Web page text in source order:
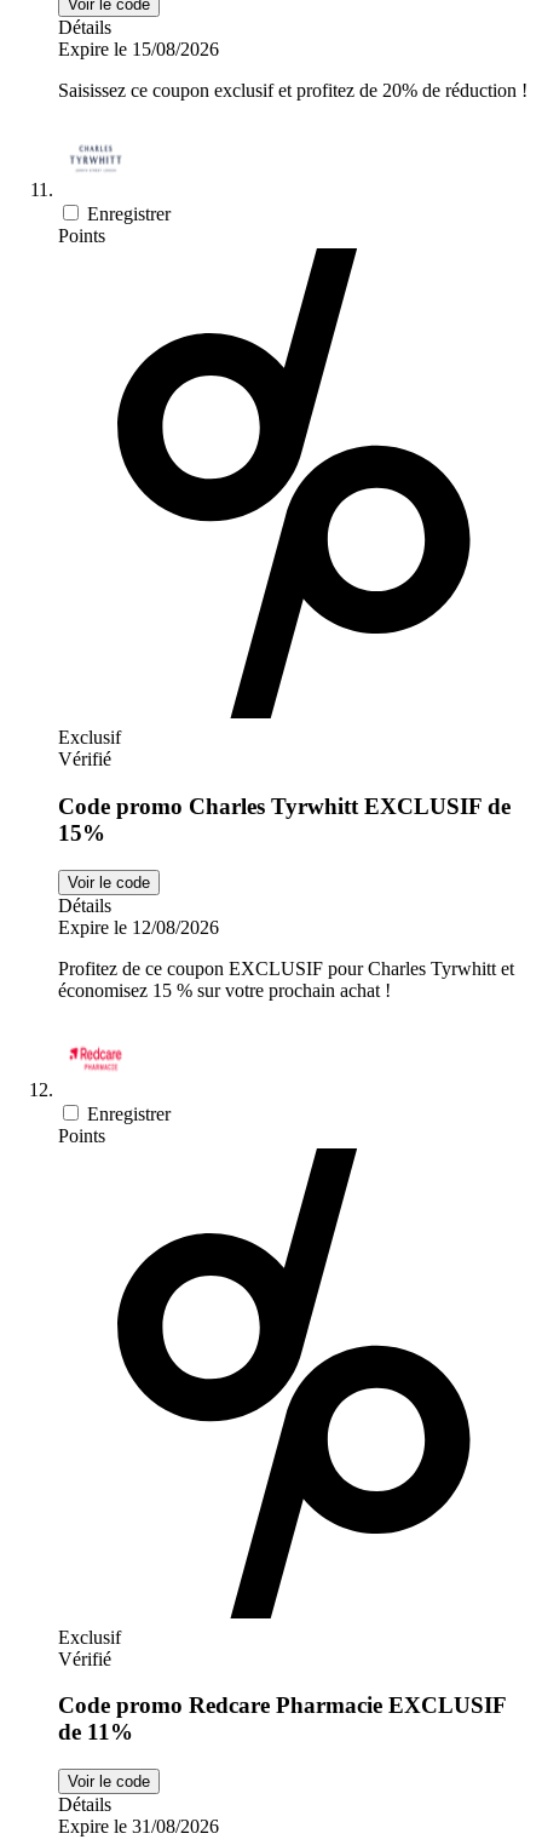
Voir le code
Détails
Expire le 15/08/2026
Saisissez ce coupon exclusif et profitez de 20% de réduction !
Enregistrer
Points
Exclusif
Vérifié
Code promo Charles Tyrwhitt EXCLUSIF de
15%
Voir le code
Détails
Expire le 12/08/2026
Profitez de ce coupon EXCLUSIF pour Charles Tyrwhitt et
économisez 15 % sur votre prochain achat !
Enregistrer
Points
Exclusif
Vérifié
Code promo Redcare Pharmacie EXCLUSIF
de 11%
Voir le code
Détails
Expire le 31/08/2026